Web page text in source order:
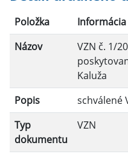
Dátum zverejnenia do:
Platnosť od:
Platnosť do:
Položka
Informácia
Názov
VZN č. 1/
Kaluža
Popis
schválené
Typ
dokumentu
VZN